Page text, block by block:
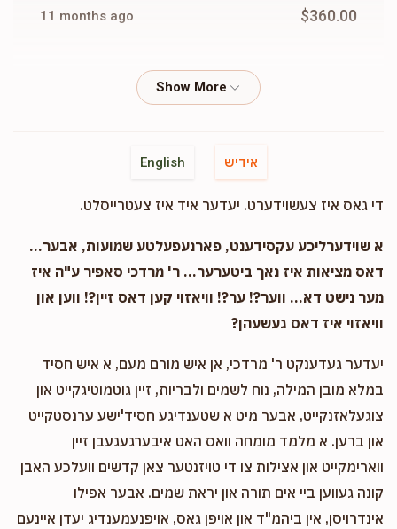
11 months ago $360.00
Phone DonationYochenen Greenwald
Phone DonationYochenen Greenwald
English אידיש
די גאס איז צעשוידערט. יעדער איד איז צעטרייסלט.
א שוידערליכע עקסידענט, פארנעפעלטע שמועות, אבער...
דאס מציאות איז נאך ביטערער... ר' מרדכי סאפיר ע"ה איז
מער נישט דא... ווער?! ער?! וויאזוי קען דאס זיין?! ווען און
וויאזוי איז דאס געשעהן?
יעדער געדענקט ר' מרדכי, אן איש מורם מעם, א איש חסיד
במלא מובן המילה, נוח לשמים ולבריות, זיין גוטמוטיגקייט און
צוגעלאזנקייט, אבער מיט א שטענדיגע חסיד'ישע ערנסטקייט
און ברען. א מלמד מומחה וואס האט איבערגעגעבן זיין
ווארימקייט און אצילות צו די טויזנטער צאן קדשים וועלכע האבן
קונה געווען ביי אים תורה און יראת שמים. אבער אפילו
אינדרויסן, אין ביהמ"ד און אויפן גאס, אויפנעמענדיג יעדן איינעם